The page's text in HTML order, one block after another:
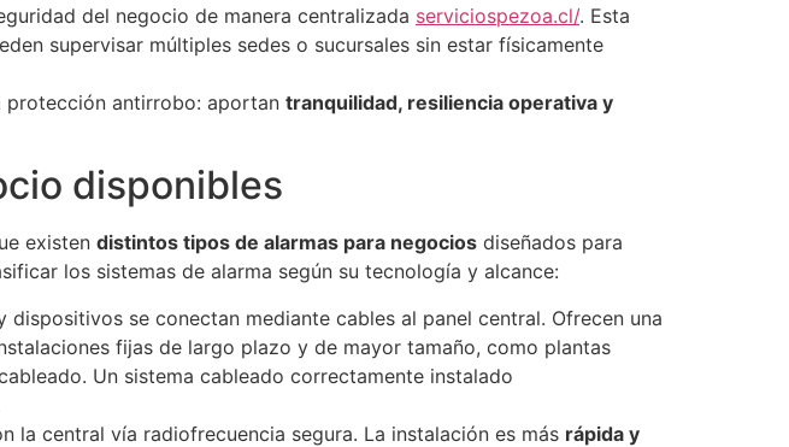
del negocio de manera centralizada​ serviciospezoa.cl/. Esta
supervisar múltiples sedes o sucursales sin estar físicamente
protección antirrobo: aportan tranquilidad, resiliencia operativa y
disponibles
existen distintos tipos de alarmas para negocios diseñados para
los sistemas de alarma según su tecnología y alcance:
se conectan mediante cables al panel central. Ofrecen una
fijas de largo plazo y de mayor tamaño, como plantas
Un sistema cableado correctamente instalado
la central vía radiofrecuencia segura. La instalación es más rápida y